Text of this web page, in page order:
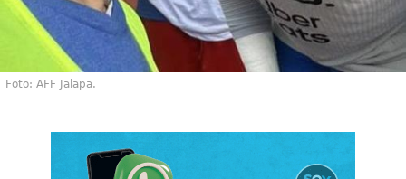
Foto: AFF Jalapa.